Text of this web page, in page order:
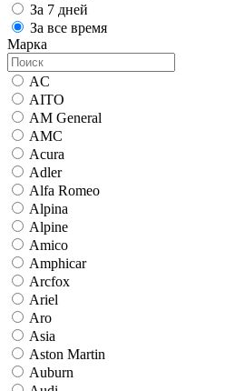
За 7 дней
За все время
Марка
AC
AITO
AM General
AMC
Acura
Adler
Alfa Romeo
Alpina
Alpine
Amico
Amphicar
Arcfox
Ariel
Aro
Asia
Aston Martin
Auburn